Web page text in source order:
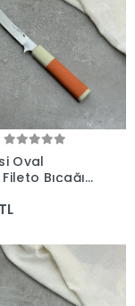
Oval
Bıçağı
Yapımı